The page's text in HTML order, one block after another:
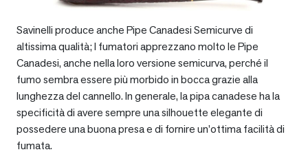
Savinelli produce anche Pipe Canadesi Semicurve di
altissima qualità; I fumatori apprezzano molto le Pipe
Canadesi, anche nella loro versione semicurva, perché il
fumo sembra essere più morbido in bocca grazie alla
lunghezza del cannello. In generale, la pipa canadese ha la
specificità di avere sempre una silhouette elegante di
possedere una buona presa e di fornire un’ottima facilità di
fumata.